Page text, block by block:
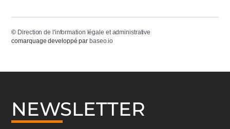
© Direction de l'information légale et administrative
comarquage developpé par baseo.io
NEWSLETTER